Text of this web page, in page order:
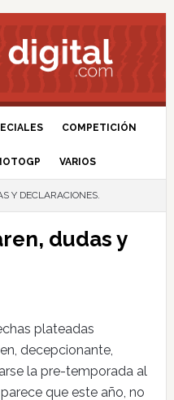
COMPETICIÓN
VARIOS
Y DECLARACIONES.
dudas y
plateadas
decepcionante,
la pre-temporada al
que este año, no